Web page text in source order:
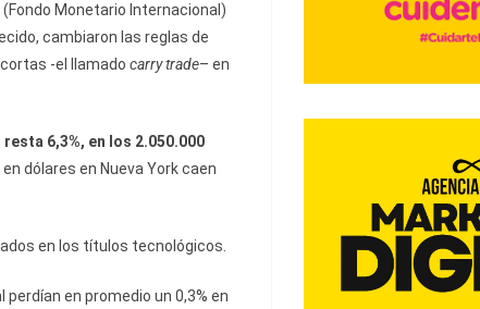
(Fondo Monetario Internacional)
cambiaron las reglas de
-el llamado carry trade– en
resta 6,3%, en los 2.050.000
dólares en Nueva York caen
en los títulos tecnológicos.
en promedio un 0,3% en